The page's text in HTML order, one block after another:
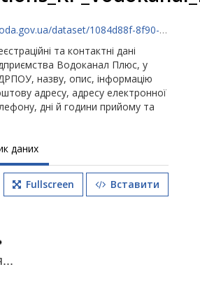
436b-9a81-d8b20e193f98/resource/cc364229-dee2-4d21-b993-6520c80fe930/download/organizations.csv
та контактні дані
Водоканал Плюс, у
назву, опис, інформацію
адресу, адресу електронної
дні й години прийому та
даних
Fullscreen Вставити